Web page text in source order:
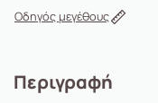
Οδηγός μεγέθους
Περιγραφή